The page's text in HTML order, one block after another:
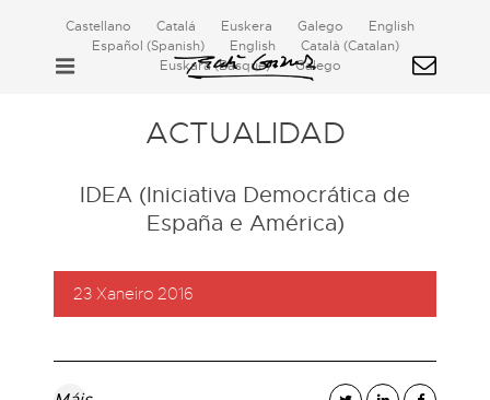
Castellano Catalá Euskera Galego
English
Español (Spanish) English Català (Catalan)
Euskara(Basque) Galego
ACTUALIDAD
IDEA (Iniciativa Democrática de
España e América)
23 Xaneiro 2016